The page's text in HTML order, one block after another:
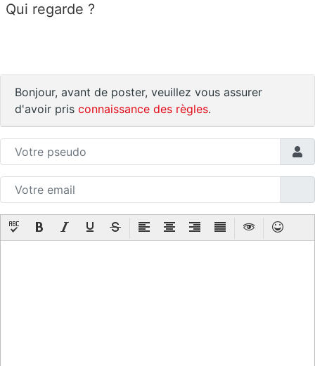
Qui regarde ?
Bonjour, avant de poster, veuillez vous assurer
d'avoir pris connaissance des règles.